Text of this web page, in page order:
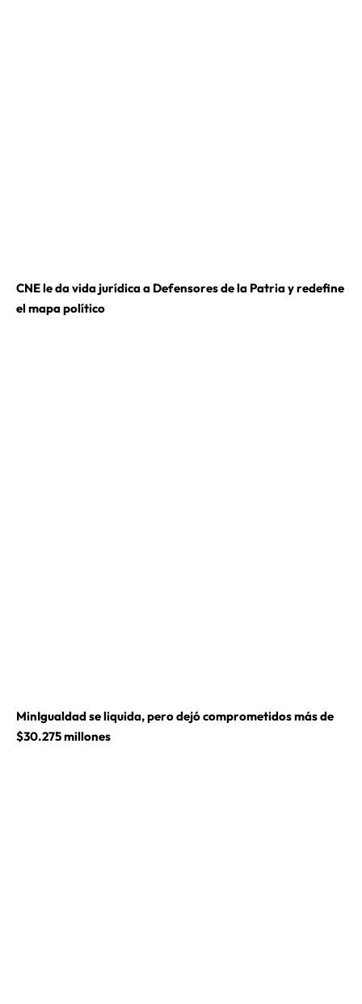
CNE le da vida jurídica a Defensores de la Patria y redefine
el mapa político
MinIgualdad se liquida, pero dejó comprometidos más de
$30.275 millones